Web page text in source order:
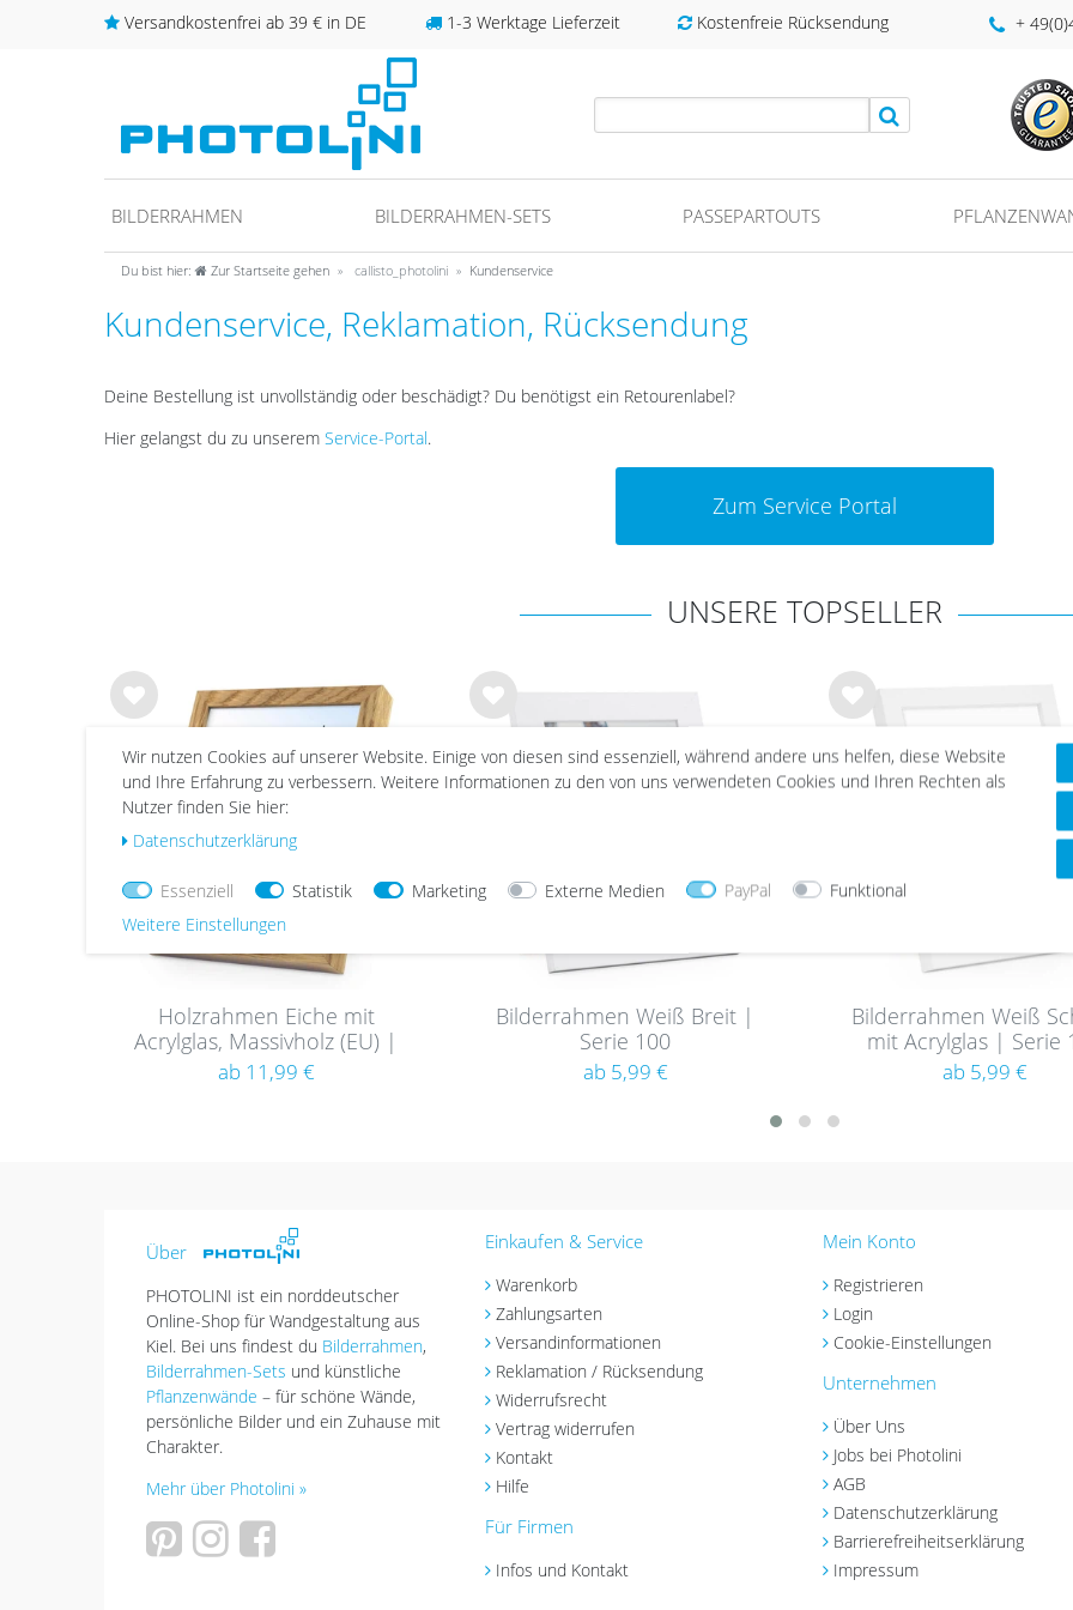
Versandkostenfrei ab 39 € in DE 1-3 Werktage Lieferzeit Kostenfreie Rücksendung +
BILDERRAHMEN BILDERRAHMEN-SETS PASSEPARTOUTS
Du bist hier: Zur Startseite gehen callisto_photolini Kundenservice
Kundenservice, Reklamation, Rücksendung
Deine Bestellung ist unvollständig oder beschädigt? Du benötigst ein Retourenlabel?
Hier gelangst du zu unserem Service-Portal.
Zum Service Portal
UNSERE TOPSELLER
Wu
hlist
e
Holzrahmen Eiche mit
Acrylglas, Massivholz (EU) |
Serie 125
ab 11,99 €
Wu
hlist
e
Bilderrahmen Weiß Breit |
Serie 100
ab 5,99 €
Wu
hlist
e
Bilderrahmen Weiß
mit Acrylglas | Serie
ab 5,99 €
Über
PHOTOLINI ist ein norddeutscher
Online-Shop für Wandgestaltung aus
Kiel. Bei uns findest du Bilderrahmen,
Bilderrahmen-Sets und künstliche
Pflanzenwände – für schöne Wände,
persönliche Bilder und ein Zuhause mit
Charakter.
Mehr über Photolini »
Einkaufen & Service
Warenkorb
Zahlungsarten
Versandinformationen
Reklamation / Rücksendung
Widerrufsrecht
Vertrag widerrufen
Kontakt
Hilfe
Für Firmen
Infos und Kontakt
Mein Konto
Registrieren
Login
Cookie-Einstellungen
Unternehmen
Über Uns
Jobs bei Photolini
AGB
Datenschutzerklärung
Barrierefreiheitserklärung
Impressum
Wir nutzen Cookies auf unserer Website. Einige von diesen sind essenziell, während andere uns helfen, diese Website
und Ihre Erfahrung zu verbessern. Weitere Informationen zu den von uns verwendeten Cookies und Ihren Rechten als
Nutzer finden Sie hier:
Daten­schutz­erklärung
Essenziell Statistik Marketing Externe Medien PayPal
Funktional
Weitere Einstellungen